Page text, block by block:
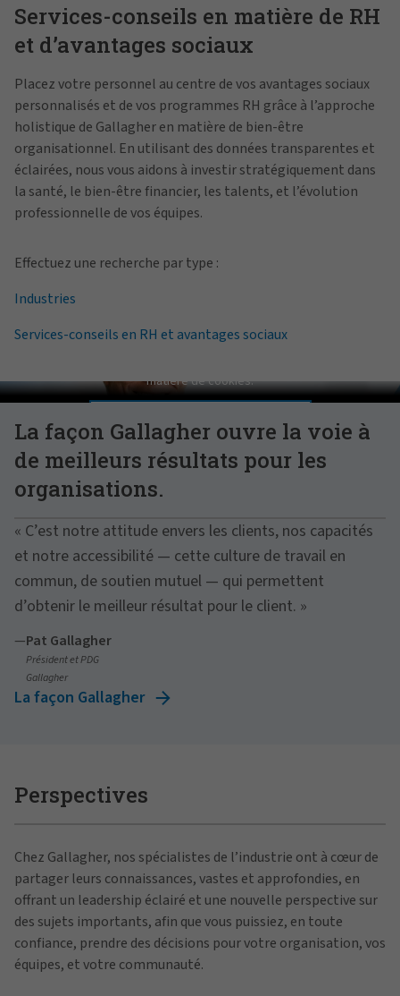
Services-conseils en matière de RH
et d’avantages sociaux
Placez votre personnel au centre de vos avantages sociaux
personnalisés et de vos programmes RH grâce à l’approche
holistique de Gallagher en matière de bien-être
organisationnel. En utilisant des données transparentes et
éclairées, nous vous aidons à investir stratégiquement dans
la santé, le bien-être financier, les talents, et l’évolution
professionnelle de vos équipes.
Effectuez une recherche par type :
Industries
Services-conseils en RH et avantages sociaux
La façon Gallagher ouvre la voie à
de meilleurs résultats pour les
organisations.
« C’est notre attitude envers les clients, nos capacités
et notre accessibilité — cette culture de travail en
commun, de soutien mutuel — qui permettent
d’obtenir le meilleur résultat pour le client. »
—Pat Gallagher
Président et PDG
Gallagher
La façon Gallagher
Pat Gallagher parle de La Culture
matière de cookies.
GÉRER LES PRÉFÉRENCES
Perspectives
Chez Gallagher, nos spécialistes de l’industrie ont à cœur de
partager leurs connaissances, vastes et approfondies, en
offrant un leadership éclairé et une nouvelle perspective sur
des sujets importants, afin que vous puissiez, en toute
confiance, prendre des décisions pour votre organisation, vos
équipes, et votre communauté.